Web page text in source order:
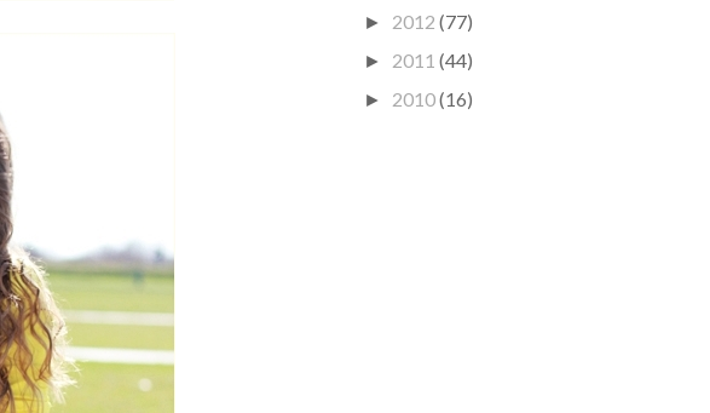
► 2012 (77)
► 2011 (44)
► 2010(16)